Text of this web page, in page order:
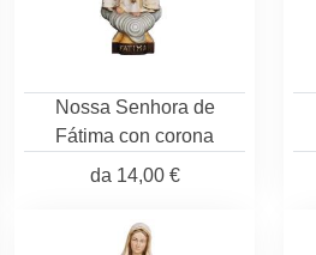
Nossa Senhora de
Fátima con corona
da 14,00 €